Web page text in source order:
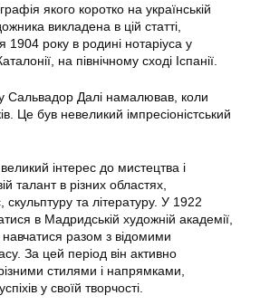
якого коротко на українській
викладена в цій статті,
1904 року в родині нотаріуса у
на північному сході Іспанії.
Сальвадор Далі намалював, коли
Це був невеликий імпресіоністський
інтерес до мистецтва і
талант в різних областях,
та літературу. У 1922
в Мадридській художній академії,
разом з відомими
За цей період він активно
стилями і напрямками,
у своїй творчості.